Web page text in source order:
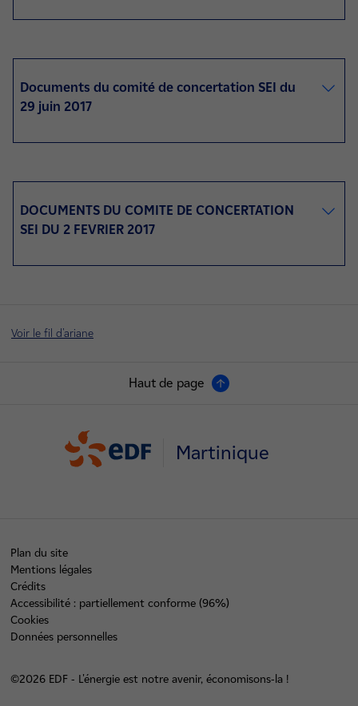
Documents du comité de concertation SEI du
29 juin 2017
DOCUMENTS DU COMITE DE CONCERTATION
SEI DU 2 FEVRIER 2017
Voir le fil d'ariane
Haut de page
Martinique
Plan du site
Mentions légales
Crédits
Accessibilité : partiellement conforme (96%)
Cookies
Données personnelles
©2026 EDF - L'énergie est notre avenir, économisons-la !